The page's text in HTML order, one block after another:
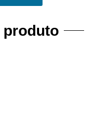
produto